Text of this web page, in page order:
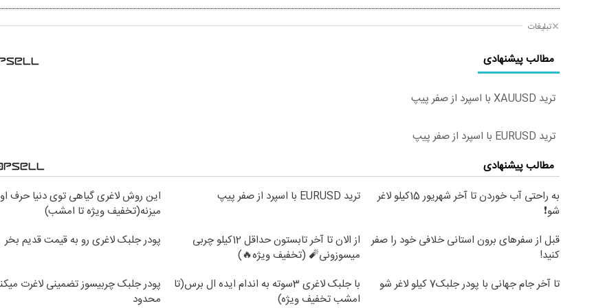
تبلیغات
مطالب پیشنهادی
ترید XAUUSD با اسپرد از صفر پیپ
ترید EURUSD با اسپرد از صفر پیپ
مطالب پیشنهادی
به راحتی آب خوردن تا آخر شهریور 15کیلو لاغر
شو❗
ترید EURUSD با اسپرد از صفر پیپ
این روش لاغری گیاهی توی دنیا حرف
میزنه(تخفیف ویژه تا امشب)
قبل از سفرهای برون استانی خلافی خود را صفر
کنید!
از الان تا آخر تابستون حداقل 12کیلو چربی
میسوزونی🧨 (تخفیف ویژه🔥)
پودر جلبک لاغری رو به قیمت قدیم بخر
تا آخر جام جهانی با پودر جلبک7 کیلو لاغر شو
با جلبک لاغری 3سوته به اندام ایده ال برس(تا
امشب تخفیف ویژه)
پودر جلبک چربیسوز تضمینی لاغرت
محدود